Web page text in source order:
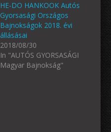
HE-DO HANKOOK Autós
Gyorsasági Országos
Bajnokságok 2018. évi
állásásai
2018/08/30
In "AUTÓS GYORSASÁGI
Magyar Bajnokság"